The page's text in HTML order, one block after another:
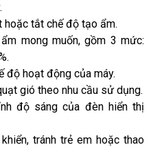
hoặc tắt chế độ tạo ẩm.
mong muốn, gồm 3 mức:
độ hoạt động của máy.
gió theo nhu cầu sử dụng.
độ sáng của đèn hiển thị
tránh trẻ em hoặc thao